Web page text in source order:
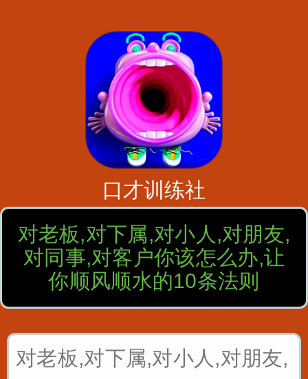
口才训练社
对老板,对下属,对小人,对朋友,
对同事,对客户你该怎么办,让
你顺风顺水的10条法则
对老板,对下属,对小人,对朋友,